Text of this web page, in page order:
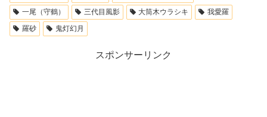
一尾（守鶴） 三代目風影 大筒木ウラシキ
我愛羅
羅砂
鬼灯幻月
スポンサーリンク